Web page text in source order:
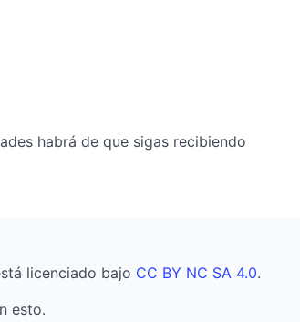
habrá de que sigas recibiendo
licenciado bajo CC BY NC SA 4.0.
esto.